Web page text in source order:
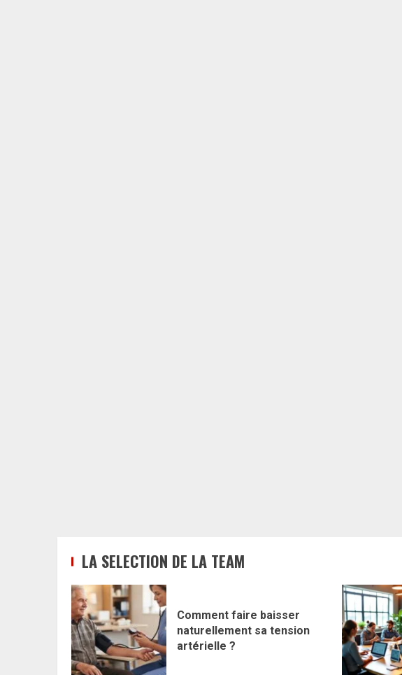
LA SELECTION DE LA TEAM
Comment faire baisser
naturellement sa tension
artérielle ?